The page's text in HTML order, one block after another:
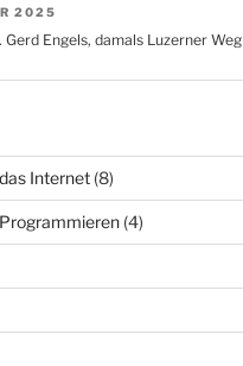
2025
Engels, damals Luzerner Weg
Internet(8)
(4)